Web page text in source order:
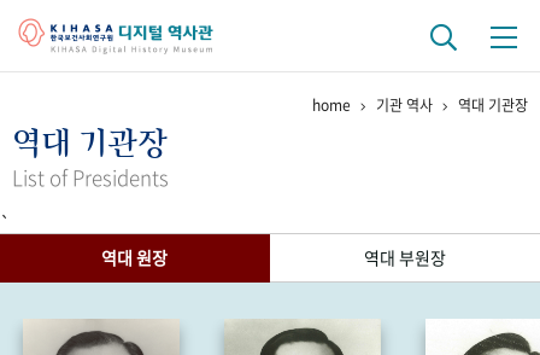
걸어온 길 기관 변천사
연구 역사
정책과 연구 키워드로 보는 연구 역사
연구자들
home 기관 역사 역대 기관장
역대 기관장
List of Presidents
`
역대 원장
역대 부원장